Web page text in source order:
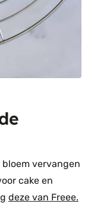
vervangen
cake en
deze van Freee.